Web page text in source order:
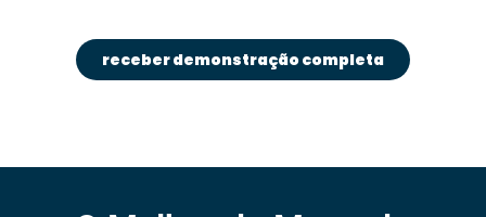
receber demonstração completa